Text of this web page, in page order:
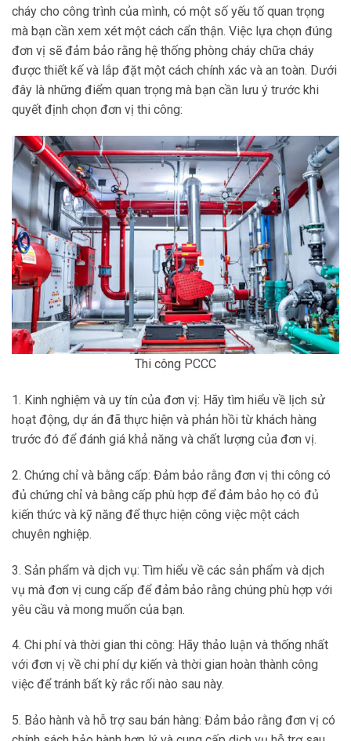
cháy cho công trình của mình, có một số yếu tố quan trọng
mà bạn cần xem xét một cách cẩn thận. Việc lựa chọn đúng
đơn vị sẽ đảm bảo rằng hệ thống phòng cháy chữa cháy
được thiết kế và lắp đặt một cách chính xác và an toàn. Dưới
đây là những điểm quan trọng mà bạn cần lưu ý trước khi
quyết định chọn đơn vị thi công:
Thi công PCCC
1. Kinh nghiệm và uy tín của đơn vị: Hãy tìm hiểu về lịch sử
hoạt động, dự án đã thực hiện và phản hồi từ khách hàng
trước đó để đánh giá khả năng và chất lượng của đơn vị.
2. Chứng chỉ và bằng cấp: Đảm bảo rằng đơn vị thi công có
đủ chứng chỉ và bằng cấp phù hợp để đảm bảo họ có đủ
kiến thức và kỹ năng để thực hiện công việc một cách
chuyên nghiệp.
3. Sản phẩm và dịch vụ: Tìm hiểu về các sản phẩm và dịch
vụ mà đơn vị cung cấp để đảm bảo rằng chúng phù hợp với
yêu cầu và mong muốn của bạn.
4. Chi phí và thời gian thi công: Hãy thảo luận và thống nhất
với đơn vị về chi phí dự kiến và thời gian hoàn thành công
việc để tránh bất kỳ rắc rối nào sau này.
5. Bảo hành và hỗ trợ sau bán hàng: Đảm bảo rằng đơn vị có